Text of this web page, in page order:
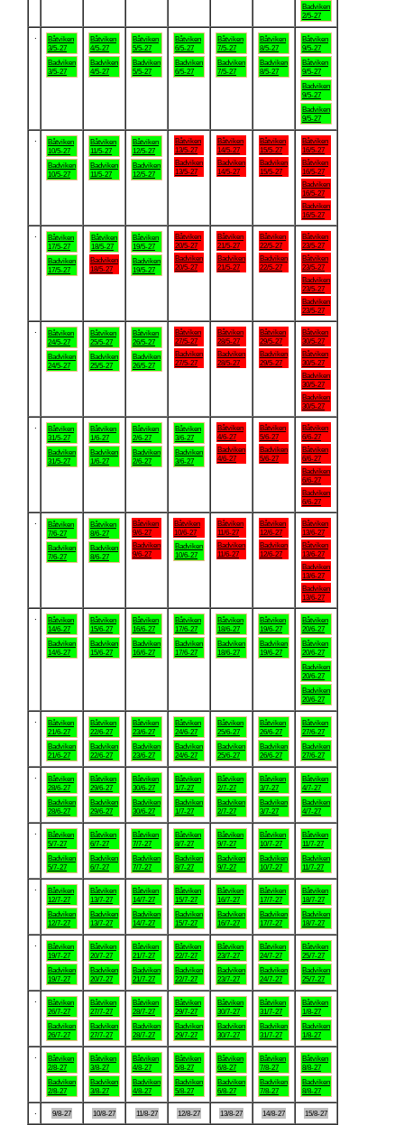
Badviken
2/5-27
Båtviken
3/5-27
Badviken
3/5-27
Båtviken
4/5-27
Badviken
4/5-27
Båtviken
5/5-27
Badviken
5/5-27
Båtviken
6/5-27
Badviken
6/5-27
Båtviken
7/5-27
Badviken
7/5-27
Båtviken
8/5-27
Badviken
8/5-27
Båtviken
9/5-27
Båtviken
9/5-27
Badviken
9/5-27
Badviken
9/5-27
Båtviken
10/5-27
Badviken
10/5-27
Båtviken
11/5-27
Badviken
11/5-27
Båtviken
12/5-27
Badviken
12/5-27
Båtviken
13/5-27
Badviken
13/5-27
Båtviken
14/5-27
Badviken
14/5-27
Båtviken
15/5-27
Badviken
15/5-27
Båtviken
16/5-27
Båtviken
16/5-27
Badviken
16/5-27
Badviken
16/5-27
Båtviken
17/5-27
Badviken
17/5-27
Båtviken
18/5-27
Badviken
18/5-27
Båtviken
19/5-27
Badviken
19/5-27
Båtviken
20/5-27
Badviken
20/5-27
Båtviken
21/5-27
Badviken
21/5-27
Båtviken
22/5-27
Badviken
22/5-27
Båtviken
23/5-27
Båtviken
23/5-27
Badviken
23/5-27
Badviken
23/5-27
Båtviken
24/5-27
Badviken
24/5-27
Båtviken
25/5-27
Badviken
25/5-27
Båtviken
26/5-27
Badviken
26/5-27
Båtviken
27/5-27
Badviken
27/5-27
Båtviken
28/5-27
Badviken
28/5-27
Båtviken
29/5-27
Badviken
29/5-27
Båtviken
30/5-27
Båtviken
30/5-27
Badviken
30/5-27
Badviken
30/5-27
Båtviken
31/5-27
Badviken
31/5-27
Båtviken
1/6-27
Badviken
1/6-27
Båtviken
2/6-27
Badviken
2/6-27
Båtviken
3/6-27
Badviken
3/6-27
Båtviken
4/6-27
Badviken
4/6-27
Båtviken
5/6-27
Badviken
5/6-27
Båtviken
6/6-27
Båtviken
6/6-27
Badviken
6/6-27
Badviken
6/6-27
Båtviken
7/6-27
Badviken
7/6-27
Båtviken
8/6-27
Badviken
8/6-27
Båtviken
9/6-27
Badviken
9/6-27
Båtviken
10/6-27
Badviken
10/6-27
Båtviken
11/6-27
Badviken
11/6-27
Båtviken
12/6-27
Badviken
12/6-27
Båtviken
13/6-27
Båtviken
13/6-27
Badviken
13/6-27
Badviken
13/6-27
Båtviken
14/6-27
Badviken
14/6-27
Båtviken
15/6-27
Badviken
15/6-27
Båtviken
16/6-27
Badviken
16/6-27
Båtviken
17/6-27
Badviken
17/6-27
Båtviken
18/6-27
Badviken
18/6-27
Båtviken
19/6-27
Badviken
19/6-27
Båtviken
20/6-27
Båtviken
20/6-27
Badviken
20/6-27
Badviken
20/6-27
Båtviken
21/6-27
Badviken
21/6-27
Båtviken
22/6-27
Badviken
22/6-27
Båtviken
23/6-27
Badviken
23/6-27
Båtviken
24/6-27
Badviken
24/6-27
Båtviken
25/6-27
Badviken
25/6-27
Båtviken
26/6-27
Badviken
26/6-27
Båtviken
27/6-27
Badviken
27/6-27
Båtviken
28/6-27
Badviken
28/6-27
Båtviken
29/6-27
Badviken
29/6-27
Båtviken
30/6-27
Badviken
30/6-27
Båtviken
1/7-27
Badviken
1/7-27
Båtviken
2/7-27
Badviken
2/7-27
Båtviken
3/7-27
Badviken
3/7-27
Båtviken
4/7-27
Badviken
4/7-27
Båtviken
5/7-27
Badviken
5/7-27
Båtviken
6/7-27
Badviken
6/7-27
Båtviken
7/7-27
Badviken
7/7-27
Båtviken
8/7-27
Badviken
8/7-27
Båtviken
9/7-27
Badviken
9/7-27
Båtviken
10/7-27
Badviken
10/7-27
Båtviken
11/7-27
Badviken
11/7-27
Båtviken
12/7-27
Badviken
12/7-27
Båtviken
13/7-27
Badviken
13/7-27
Båtviken
14/7-27
Badviken
14/7-27
Båtviken
15/7-27
Badviken
15/7-27
Båtviken
16/7-27
Badviken
16/7-27
Båtviken
17/7-27
Badviken
17/7-27
Båtviken
18/7-27
Badviken
18/7-27
Båtviken
19/7-27
Badviken
19/7-27
Båtviken
20/7-27
Badviken
20/7-27
Båtviken
21/7-27
Badviken
21/7-27
Båtviken
22/7-27
Badviken
22/7-27
Båtviken
23/7-27
Badviken
23/7-27
Båtviken
24/7-27
Badviken
24/7-27
Båtviken
25/7-27
Badviken
25/7-27
Båtviken
26/7-27
Badviken
26/7-27
Båtviken
27/7-27
Badviken
27/7-27
Båtviken
28/7-27
Badviken
28/7-27
Båtviken
29/7-27
Badviken
29/7-27
Båtviken
30/7-27
Badviken
30/7-27
Båtviken
31/7-27
Badviken
31/7-27
Båtviken
1/8-27
Badviken
1/8-27
Båtviken
2/8-27
Badviken
2/8-27
Båtviken
3/8-27
Badviken
3/8-27
Båtviken
4/8-27
Badviken
4/8-27
Båtviken
5/8-27
Badviken
5/8-27
Båtviken
6/8-27
Badviken
6/8-27
Båtviken
7/8-27
Badviken
7/8-27
Båtviken
8/8-27
Badviken
8/8-27
9/8-27 10/8-27 11/8-27 12/8-27 13/8-27 14/8-27 15/8-27